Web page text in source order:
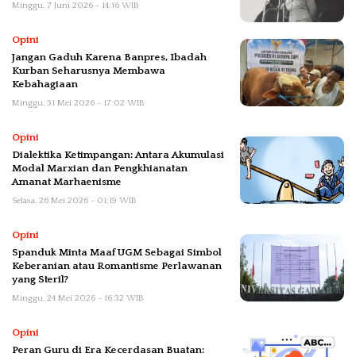
Minggu, 7 Juni 2026 - 14:16 WIB
Opini
Jangan Gaduh Karena Banpres, Ibadah
Kurban Seharusnya Membawa
Kebahagiaan
Minggu, 31 Mei 2026 - 17:02 WIB
Opini
Dialektika Ketimpangan: Antara Akumulasi
Modal Marxian dan Pengkhianatan
Amanat Marhaenisme
Selasa, 26 Mei 2026 - 01:19 WIB
Opini
Spanduk Minta Maaf UGM Sebagai Simbol
Keberanian atau Romantisme Perlawanan
yang Steril?
Minggu, 24 Mei 2026 - 16:32 WIB
Opini
Peran Guru di Era Kecerdasan Buatan: